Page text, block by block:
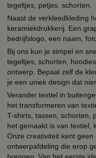
tegeltjes, petjes, schorten.
Naast de verkleedkleding
keramiekdrukkerij. Een
bedrijfslogo, een naam,
Bij ons kun je simpel en
tegeltjes, schorten,
ontwerp. Bepaal zelf de
je een uniek design dat
Verander textiel in
het transformeren van
T-shirts, tassen, schorten,
het gemaakt is van textiel,
Onze creativiteit kent
ontwerpafdeling die erop
brengen. Van het eerste